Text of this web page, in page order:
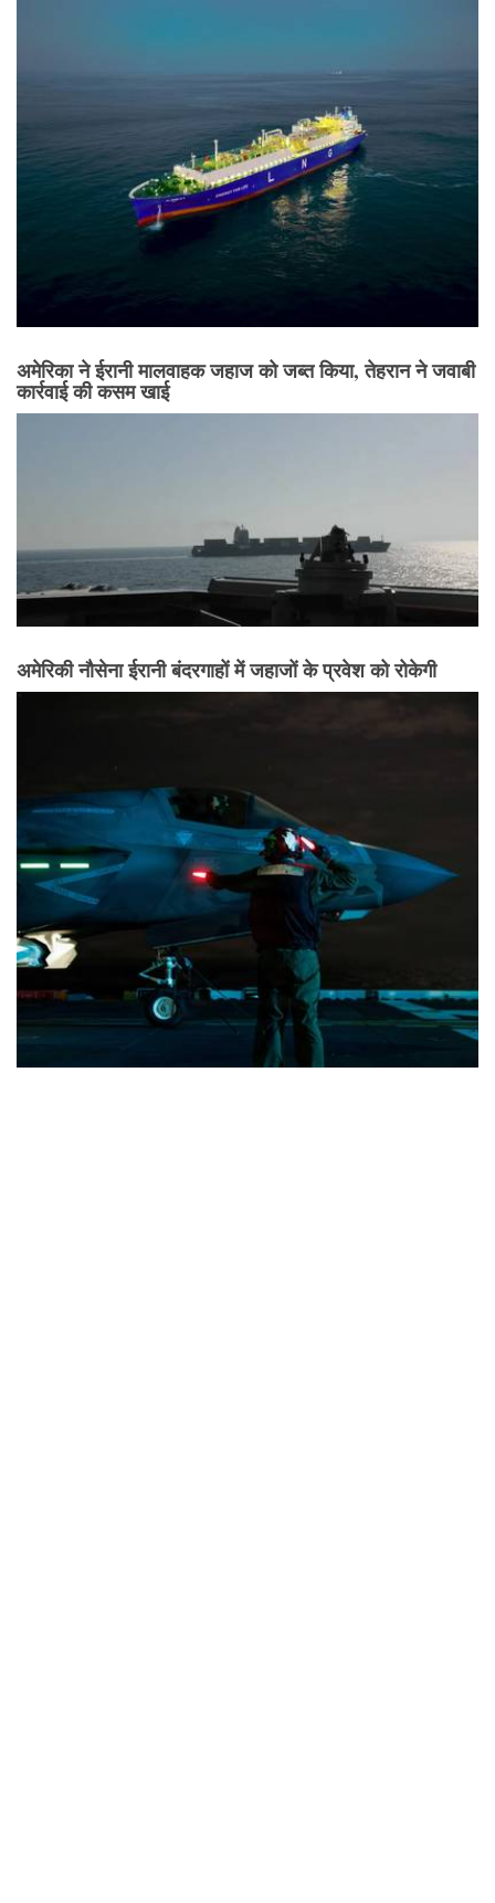
अमेरिका ने ईरानी मालवाहक जहाज को जब्त किया, तेहरान ने जवाबी
कार्रवाई की कसम खाई
अमेरिकी नौसेना ईरानी बंदरगाहों में जहाजों के प्रवेश को रोकेगी